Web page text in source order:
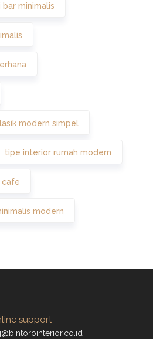
minimalis
modern simpel
tipe interior rumah modern
cafe
modern
support